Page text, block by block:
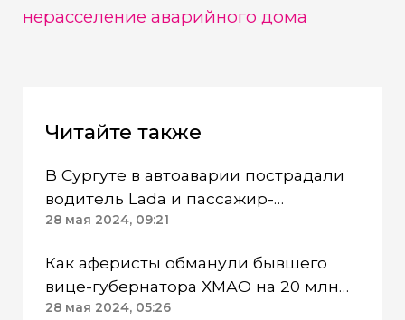
нерасселение аварийного дома
Читайте также
В Сургуте в автоаварии пострадали
водитель Lada и пассажир-
подросток
28 мая 2024, 09:21
Как аферисты обманули бывшего
вице-губернатора ХМАО на 20 млн
от имени Комаровой
28 мая 2024, 05:26